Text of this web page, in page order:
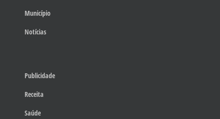
Município
Notícias
Publicidade
Receita
Saúde